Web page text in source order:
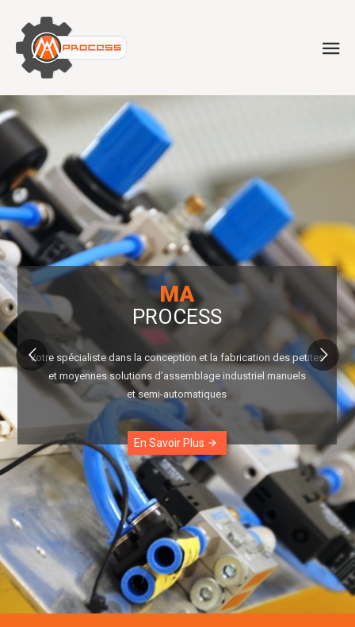
MA
PROCESS
Votre spécialiste dans la conception et la fabrication des petites
et moyennes solutions d’assemblage industriel manuels
et semi-automatiques
En Savoir Plus arrow_forward